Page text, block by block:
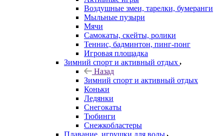
Воздушные змеи, тарелки, бумеранги
Мыльные пузыри
Мячи
Самокаты, скейты, ролики
Теннис, бадминтон, пинг-понг
Игровая площадка
Зимний спорт и активный отдых
Назад
Зимний спорт и активный отдых
Коньки
Ледянки
Снегокаты
Тюбинги
Снежкобластеры
Плавание, игрушки для воды